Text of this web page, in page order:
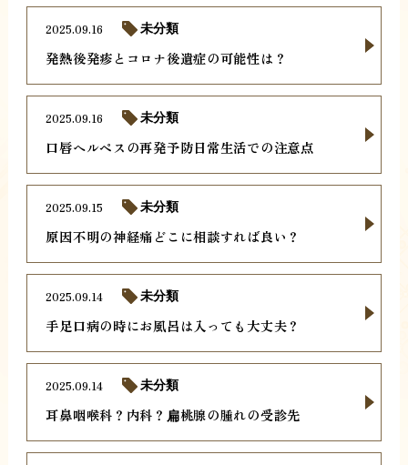
発熱後発疹とコロナ後遺症の可能性は？
2025.09.16 未分類
口唇ヘルペスの再発予防日常生活での注意点
2025.09.16 未分類
原因不明の神経痛どこに相談すれば良い？
2025.09.15 未分類
手足口病の時にお風呂は入っても大丈夫？
2025.09.14 未分類
耳鼻咽喉科？内科？扁桃腺の腫れの受診先
2025.09.14 未分類